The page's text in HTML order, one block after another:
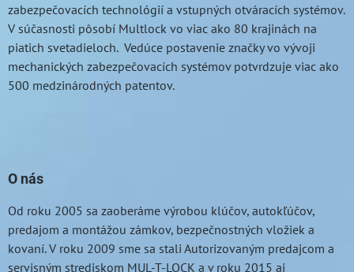
zabezpečovacích technológií a vstupných otváracích systémov.
V súčasnosti pôsobí Multlock vo viac ako 80 krajinách na
piatich svetadieloch. Vedúce postavenie značky vo vývoji
mechanických zabezpečovacích systémov potvrdzuje viac ako
500 medzinárodných patentov.
O nás
Od roku 2005 sa zaoberáme výrobou klúčov, autokľúčov,
predajom a montážou zámkov, bezpečnostných vložiek a
kovaní. V roku 2009 sme sa stali Autorizovaným predajcom a
servisným strediskom MUL-T-LOCK a v roku 2015 aj